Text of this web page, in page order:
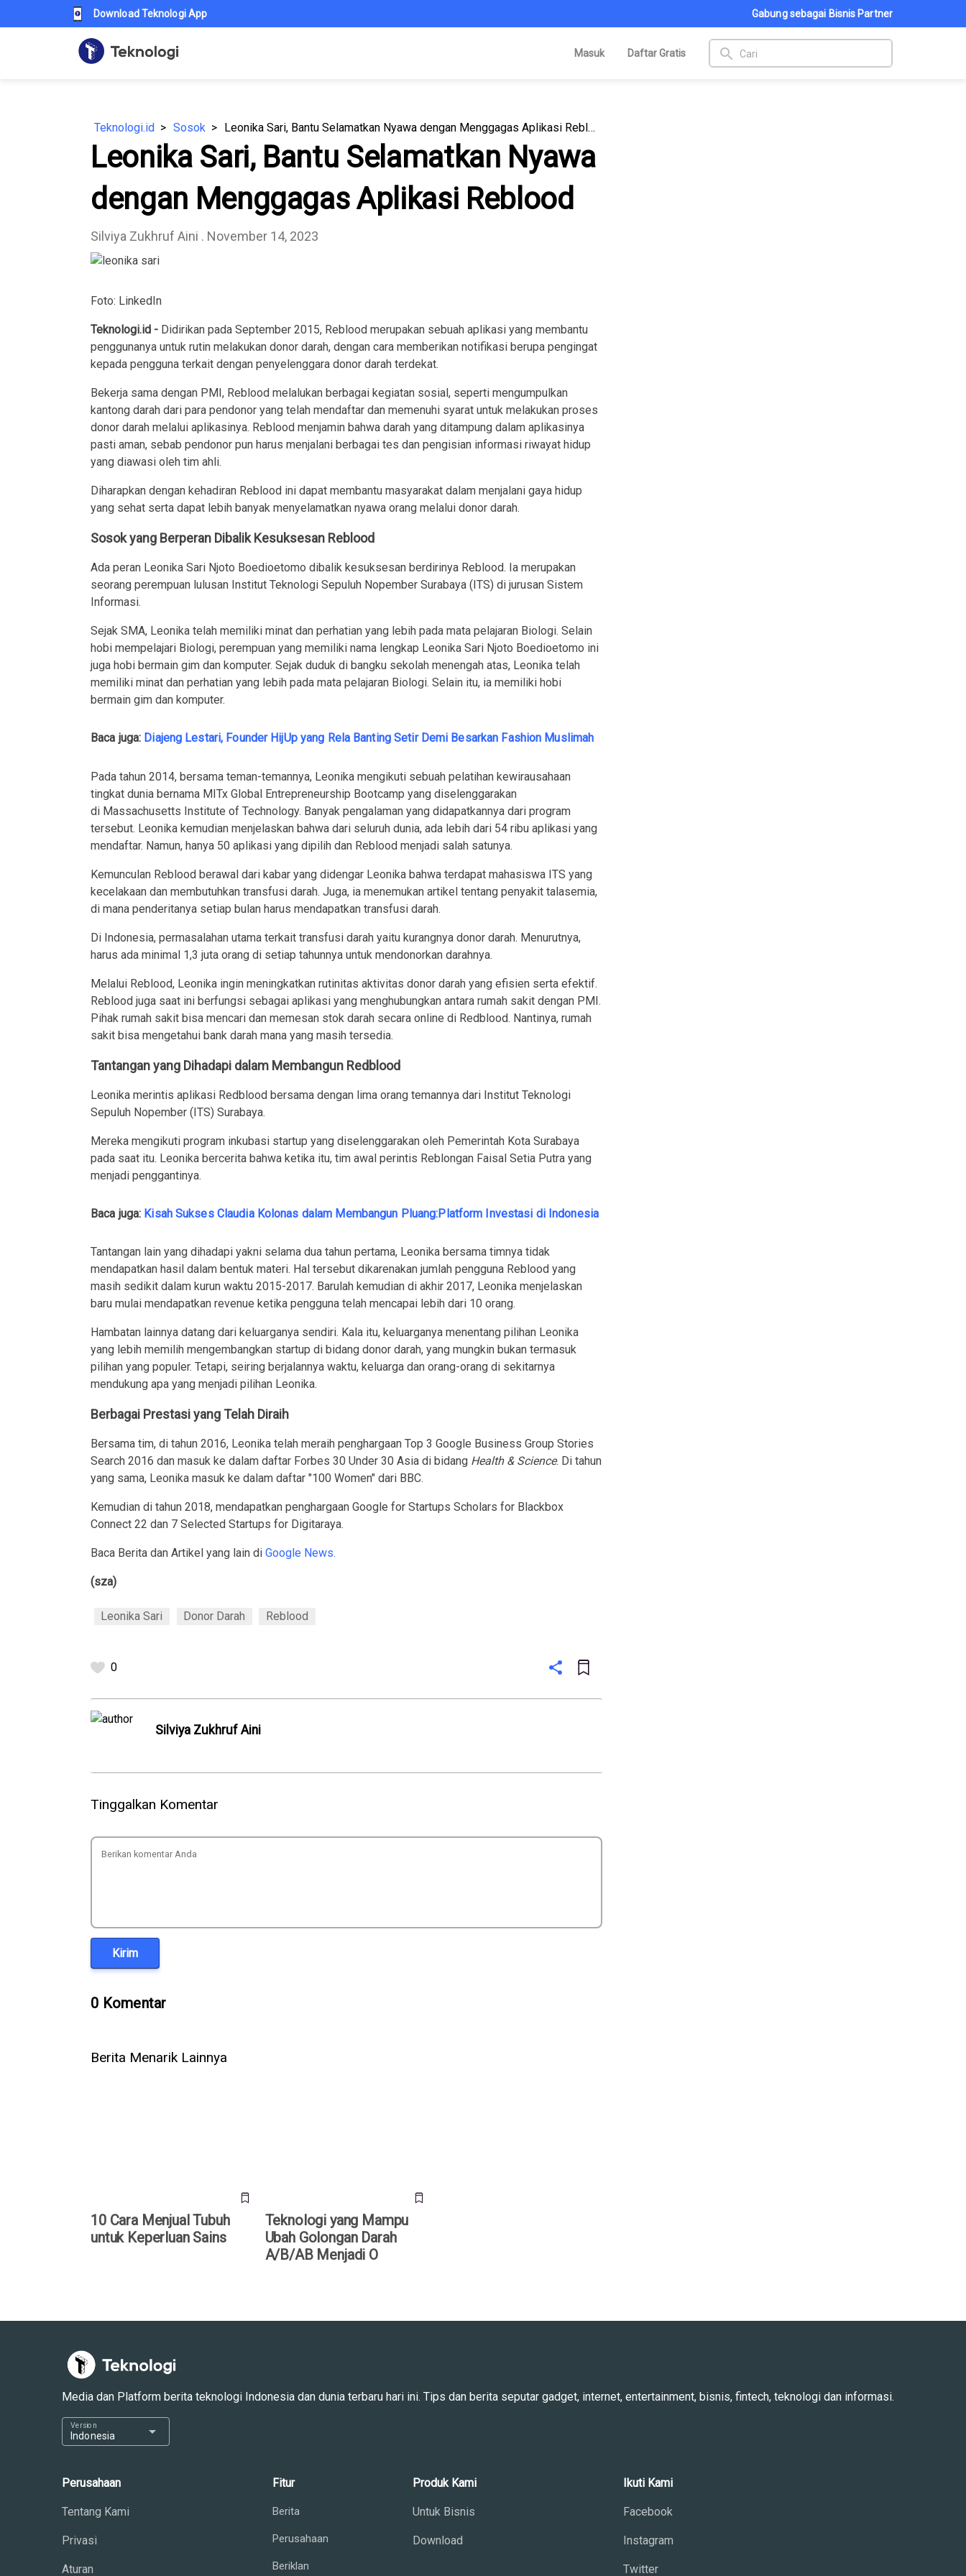
Download Teknologi App Gabung sebagai Bisnis Partner
Masuk Daftar Gratis search
Teknologi.id Sosok Leonika Sari, Bantu Selamatkan Nyawa dengan Menggagas Aplikasi Reblood
Leonika Sari, Bantu Selamatkan Nyawa
dengan Menggagas Aplikasi Reblood
Silviya Zukhruf Aini . November 14, 2023
Foto: LinkedIn
Teknologi.id - Didirikan pada September 2015, Reblood merupakan sebuah aplikasi yang membantu
penggunanya untuk rutin melakukan donor darah, dengan cara memberikan notifikasi berupa pengingat
kepada pengguna terkait dengan penyelenggara donor darah terdekat.
Bekerja sama dengan PMI, Reblood melalukan berbagai kegiatan sosial, seperti mengumpulkan
kantong darah dari para pendonor yang telah mendaftar dan memenuhi syarat untuk melakukan proses
donor darah melalui aplikasinya. Reblood menjamin bahwa darah yang ditampung dalam aplikasinya
pasti aman, sebab pendonor pun harus menjalani berbagai tes dan pengisian informasi riwayat hidup
yang diawasi oleh tim ahli.
Diharapkan dengan kehadiran Reblood ini dapat membantu masyarakat dalam menjalani gaya hidup
yang sehat serta dapat lebih banyak menyelamatkan nyawa orang melalui donor darah.
Sosok yang Berperan Dibalik Kesuksesan Reblood
Ada peran Leonika Sari Njoto Boedioetomo dibalik kesuksesan berdirinya Reblood. Ia merupakan
seorang perempuan lulusan Institut Teknologi Sepuluh Nopember Surabaya (ITS) di jurusan Sistem
Informasi.
Sejak SMA, Leonika telah memiliki minat dan perhatian yang lebih pada mata pelajaran Biologi. Selain
hobi mempelajari Biologi, perempuan yang memiliki nama lengkap Leonika Sari Njoto Boedioetomo ini
juga hobi bermain gim dan komputer. Sejak duduk di bangku sekolah menengah atas, Leonika telah
memiliki minat dan perhatian yang lebih pada mata pelajaran Biologi. Selain itu, ia memiliki hobi
bermain gim dan komputer.
Baca juga: Diajeng Lestari, Founder HijUp yang Rela Banting Setir Demi Besarkan Fashion Muslimah
Pada tahun 2014, bersama teman-temannya, Leonika mengikuti sebuah pelatihan kewirausahaan
tingkat dunia bernama MITx Global Entrepreneurship Bootcamp yang diselenggarakan
di Massachusetts Institute of Technology. Banyak pengalaman yang didapatkannya dari program
tersebut. Leonika kemudian menjelaskan bahwa dari seluruh dunia, ada lebih dari 54 ribu aplikasi yang
mendaftar. Namun, hanya 50 aplikasi yang dipilih dan Reblood menjadi salah satunya.
Kemunculan Reblood berawal dari kabar yang didengar Leonika bahwa terdapat mahasiswa ITS yang
kecelakaan dan membutuhkan transfusi darah. Juga, ia menemukan artikel tentang penyakit talasemia,
di mana penderitanya setiap bulan harus mendapatkan transfusi darah.
Di Indonesia, permasalahan utama terkait transfusi darah yaitu kurangnya donor darah. Menurutnya,
harus ada minimal 1,3 juta orang di setiap tahunnya untuk mendonorkan darahnya.
Melalui Reblood, Leonika ingin meningkatkan rutinitas aktivitas donor darah yang efisien serta efektif.
Reblood juga saat ini berfungsi sebagai aplikasi yang menghubungkan antara rumah sakit dengan PMI.
Pihak rumah sakit bisa mencari dan memesan stok darah secara online di Redblood. Nantinya, rumah
sakit bisa mengetahui bank darah mana yang masih tersedia.
Tantangan yang Dihadapi dalam Membangun Redblood
Leonika merintis aplikasi Redblood bersama dengan lima orang temannya dari Institut Teknologi
Sepuluh Nopember (ITS) Surabaya.
Mereka mengikuti program inkubasi startup yang diselenggarakan oleh Pemerintah Kota Surabaya
pada saat itu. Leonika bercerita bahwa ketika itu, tim awal perintis Reblongan Faisal Setia Putra yang
menjadi penggantinya.
Baca juga: Kisah Sukses Claudia Kolonas dalam Membangun Pluang:Platform Investasi di Indonesia
Tantangan lain yang dihadapi yakni selama dua tahun pertama, Leonika bersama timnya tidak
mendapatkan hasil dalam bentuk materi. Hal tersebut dikarenakan jumlah pengguna Reblood yang
masih sedikit dalam kurun waktu 2015-2017. Barulah kemudian di akhir 2017, Leonika menjelaskan
baru mulai mendapatkan revenue ketika pengguna telah mencapai lebih dari 10 orang.
Hambatan lainnya datang dari keluarganya sendiri. Kala itu, keluarganya menentang pilihan Leonika
yang lebih memilih mengembangkan startup di bidang donor darah, yang mungkin bukan termasuk
pilihan yang populer. Tetapi, seiring berjalannya waktu, keluarga dan orang-orang di sekitarnya
mendukung apa yang menjadi pilihan Leonika.
Berbagai Prestasi yang Telah Diraih
Bersama tim, di tahun 2016, Leonika telah meraih penghargaan Top 3 Google Business Group Stories
Search 2016 dan masuk ke dalam daftar Forbes 30 Under 30 Asia di bidang Health & Science. Di tahun
yang sama, Leonika masuk ke dalam daftar "100 Women" dari BBC.
Kemudian di tahun 2018, mendapatkan penghargaan Google for Startups Scholars for Blackbox
Connect 22 dan 7 Selected Startups for Digitaraya.
Baca Berita dan Artikel yang lain di Google News.
(sza)
Leonika Sari Donor Darah Reblood
0
Silviya Zukhruf Aini
Tinggalkan Komentar
Kirim
0 Komentar
Berita Menarik Lainnya
10 Cara Menjual Tubuh
untuk Keperluan Sains
Teknologi yang Mampu
Ubah Golongan Darah
A/B/AB Menjadi O
Media dan Platform berita teknologi Indonesia dan dunia terbaru hari ini. Tips dan berita seputar gadget, internet, entertainment, bisnis, fintech, teknologi dan informasi.
Indonesia
Version arrow_drop_down
Perusahaan
Tentang Kami
Privasi
Aturan
Fitur
Berita
Perusahaan
Beriklan
Produk Kami
Untuk Bisnis
Download
Ikuti Kami
Facebook
Instagram
Twitter